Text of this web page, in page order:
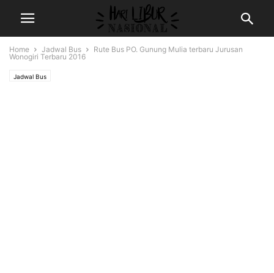
Home Jadwal Bus
Rute Bus PO. Gunung Mulia terbaru Jurusan
Wonogiri Terbaru 2016
Jadwal Bus